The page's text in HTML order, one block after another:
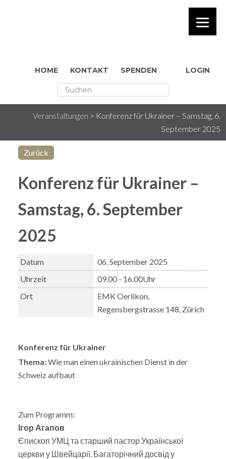
HOME LOGIN
KONTAKT SPENDEN
Veranstaltungen > Konferenz für Ukrainer – Samstag, 6.
September 2025
Zurück
Konferenz für Ukrainer –
Samstag, 6. September
2025
Datum
06. September 2025
Uhrzeit
09.00 - 16.00Uhr
Ort
EMK Oerlikon,
Regensbergstrasse 148, Zürich
Konferenz für Ukrainer
Thema:Wie man einen ukrainischen Dienst in der
Schweiz aufbaut
Zum Programm:
Ігор Агапов
Єпископ УМЦ та старший пастор Української
церкви у Швейцарії. Багаторічний досвід у